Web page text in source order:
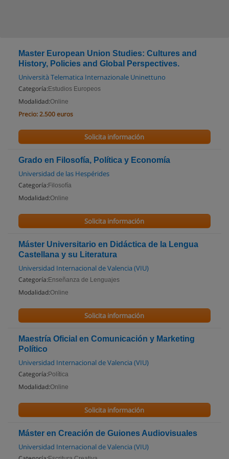
Master European Union Studies: Cultures and
History, Policies and Global Perspectives.
Università Telematica Internazionale Uninettuno
Categoría: Estudios Europeos
Modalidad:Online
Precio:2.500 euros
Solicita información
Grado en Filosofía, Política y Economía
Universidad de las Hespérides
Categoría: Filosofía
Modalidad:Online
Solicita información
Máster Universitario en Didáctica de la Lengua
Castellana y su Literatura
Universidad Internacional de Valencia (VIU)
Categoría: Enseñanza de Lenguajes
Modalidad:Online
Solicita información
Maestría Oficial en Comunicación y Marketing
Político
Universidad Internacional de Valencia (VIU)
Categoría: Política
Modalidad:Online
Solicita información
Máster en Creación de Guiones Audiovisuales
Universidad Internacional de Valencia (VIU)